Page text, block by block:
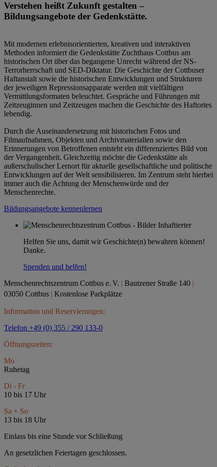
Verstehen heißt Zukunft gestalten –
Bildungsangebote der Gedenkstätte.
Mit modernen erlebnisorientierten, kreativen und interaktiven
Methoden informiert die Gedenkstätte Zuchthaus Cottbus am
historischen Ort über das begangene Unrecht während der NS-
Terrorherrschaft und SED-Diktatur. Die Geschichte der Cottbuser
Haftanstalt sowie die historischen Entwicklungen und Strukturen
der jeweiligen Repressionsapparate werden mit vielfältigen
Vermittlungsformaten beleuchtet. Gespräche und Führungen mit
Zeitzeuginnen und Zeitzeugen machen die Geschichte des Haftortes
lebendig.
Durch die Auseinandersetzung mit historischen Fotos und
Filmaufnahmen, Objekten und Archivmaterialien sowie den
Erinnerungen von Betroffenen entsteht ein differenziertes Bild von
der Vergangenheit. Gleichzeitig möchte die Gedenkstätte als
außerschulischer Lernort für aktuelle gesellschaftliche und politische
Entwicklungen auf der Welt sensibilisieren. Im Zentrum steht hierbei
immer auch die Achtung der Menschenwürde und der
Menschenrechte.
Bildungsangebote kennenlernen
Helfen Sie uns, damit wir Geschichte(n) bewahren können!
Danke.
Spenden und helfen!
Menschenrechtszentrum Cottbus e. V. | Bautzener Straße 140 |
03050 Cottbus | Kostenlose Parkplätze
Information und Reservierungen:
Telefon +49 (0) 355 / 290 133-0
Öffnungszeiten:
Mo
Ruhetag
Di - Fr
10 bis 17 Uhr
Sa + So
13 bis 18 Uhr
Einlass bis eine Stunde vor Schließung
An gesetzlichen Feiertagen geschlossen.